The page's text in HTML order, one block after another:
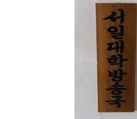
소개이미지4
2021.07.02
이용호